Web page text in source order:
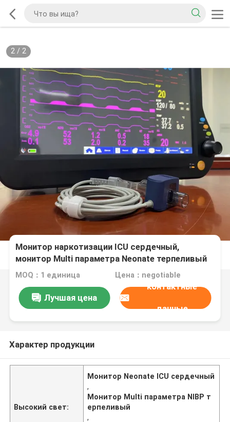
2/ 2
Монитор наркотизации ICU сердечный,
монитор Multi параметра Neonate терпеливый
MOQ：1 единица Цена：negotiable
Лучшая цена
контактные
данные
Характер продукции
Высокий свет:
Монитор Neonate ICU сердечный
,
Монитор Multi параметра NIBP т
ерпеливый
,